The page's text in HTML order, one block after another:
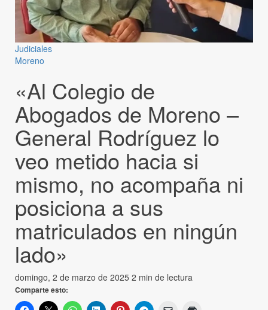
Judiciales
Moreno
«Al Colegio de
Abogados de Moreno –
General Rodríguez lo
veo metido hacia si
mismo, no acompaña ni
posiciona a sus
matriculados en ningún
lado»
domingo, 2 de marzo de 2025 2 min de lectura
Comparte esto: